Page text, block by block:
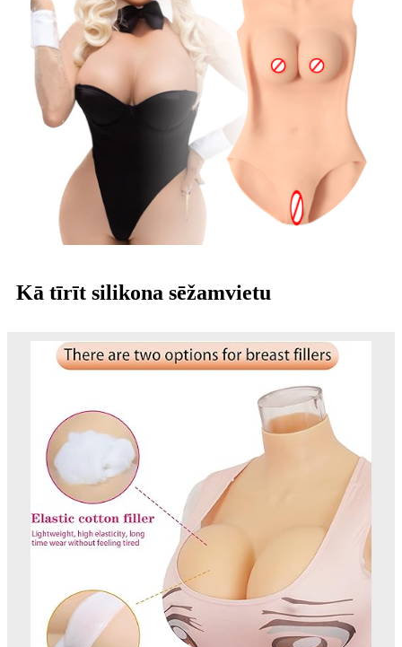
Kā tīrīt silikona sēžamvietu